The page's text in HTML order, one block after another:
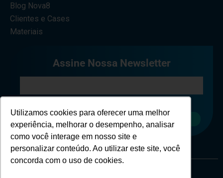
Utilizamos cookies para oferecer uma melhor
experiência, melhorar o desempenho, analisar
como você interage em nosso site e
personalizar conteúdo. Ao utilizar este site, você
concorda com o uso de cookies.
Blog Nova8
Clientes e Cases
Materiais
Assine Nossa Newsletter